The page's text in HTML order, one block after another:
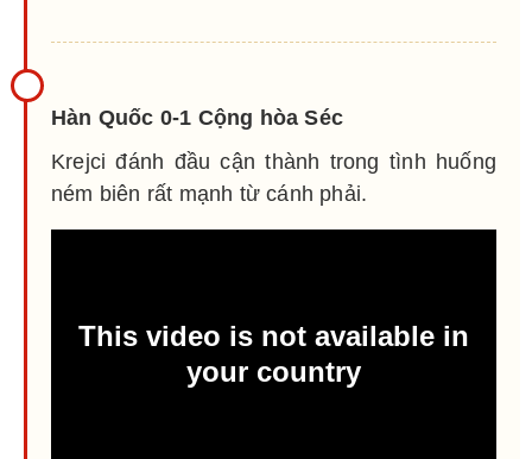
Hàn Quốc 0-1 Cộng hòa Séc
Krejci đánh đầu cận thành trong tình huống
ném biên rất mạnh từ cánh phải.